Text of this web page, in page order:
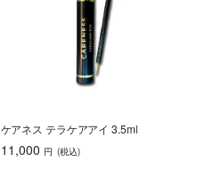
ケアネス テラケアアイ 3.5ml
11,000 円 (税込)